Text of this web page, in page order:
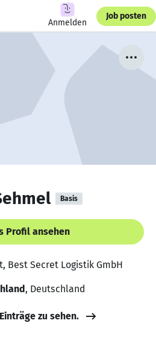
Anmelden
Job posten
Basis
Profil ansehen
Best Secret Logistik GmbH
, Deutschland
zu sehen.